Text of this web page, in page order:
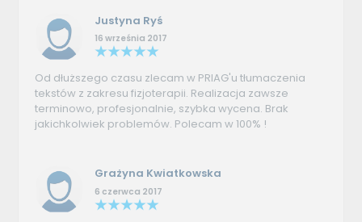
Justyna Ryś
16 września 2017
Od dłuższego czasu zlecam w PRIAG'u tłumaczenia
tekstów z zakresu fizjoterapii. Realizacja zawsze
terminowo, profesjonalnie, szybka wycena. Brak
jakichkolwiek problemów. Polecam w 100% !
Grażyna Kwiatkowska
6 czerwca 2017